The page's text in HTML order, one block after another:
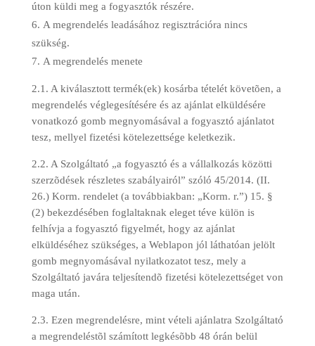
úton küldi meg a fogyasztók részére.
A megrendelés leadásához regisztrációra nincs
szükség.
A megrendelés menete
2.1. A kiválasztott termék(ek) kosárba tételét követõen, a
megrendelés véglegesítésére és az ajánlat elküldésére
vonatkozó gomb megnyomásával a fogyasztó ajánlatot
tesz, mellyel fizetési kötelezettsége keletkezik.
2.2. A Szolgáltató „a fogyasztó és a vállalkozás közötti
szerzõdések részletes szabályairól” szóló 45/2014. (II.
26.) Korm. rendelet (a továbbiakban: „Korm. r.”) 15. §
(2) bekezdésében foglaltaknak eleget téve külön is
felhívja a fogyasztó figyelmét, hogy az ajánlat
elküldéséhez szükséges, a Weblapon jól láthatóan jelölt
gomb megnyomásával nyilatkozatot tesz, mely a
Szolgáltató javára teljesítendõ fizetési kötelezettséget von
maga után.
2.3. Ezen megrendelésre, mint vételi ajánlatra Szolgáltató
a megrendeléstõl számított legkésõbb 48 órán belül